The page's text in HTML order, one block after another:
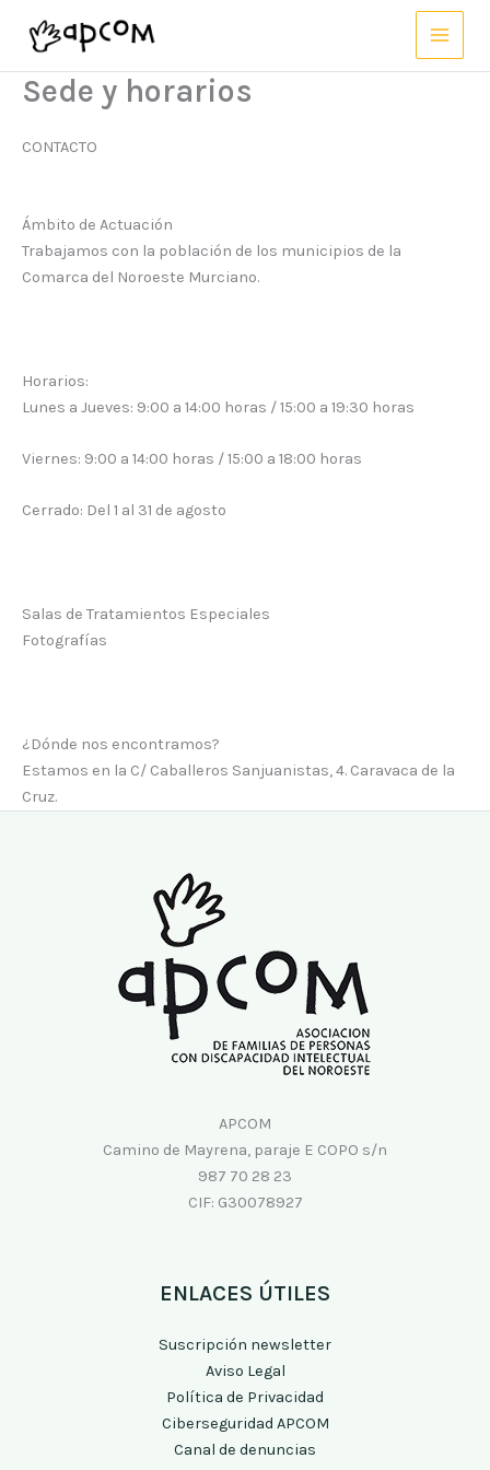
Sede y horarios
CONTACTO
Ámbito de Actuación
Trabajamos con la población de los municipios de la
Comarca del Noroeste Murciano.
Horarios:
Lunes a Jueves: 9:00 a 14:00 horas / 15:00 a 19:30 horas
Viernes: 9:00 a 14:00 horas / 15:00 a 18:00 horas
Cerrado: Del 1 al 31 de agosto
Salas de Tratamientos Especiales
Fotografías
¿Dónde nos encontramos?
Estamos en la C/ Caballeros Sanjuanistas, 4. Caravaca de la
Cruz.
APCOM
Camino de Mayrena, paraje E COPO s/n
987 70 28 23
CIF: G30078927
ENLACES ÚTILES
Suscripción newsletter
Aviso Legal
Política de Privacidad
Ciberseguridad APCOM
Canal de denuncias